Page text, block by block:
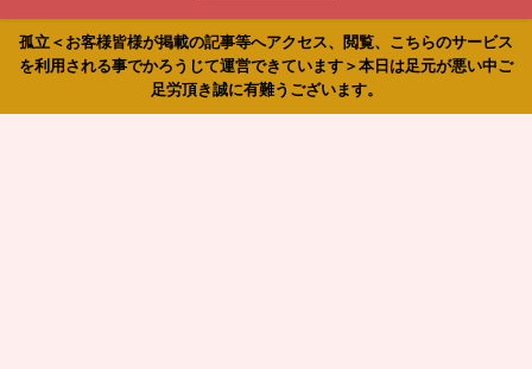
孤立＜お客様皆様が掲載の記事等へアクセス、閲覧、こちらのサービス
を利用される事でかろうじて運営できています＞本日は足元が悪い中ご
足労頂き誠に有難うございます。